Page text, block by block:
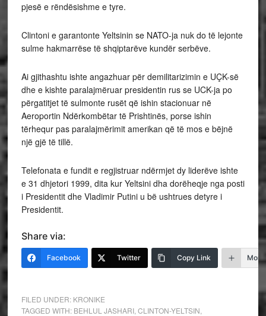
pjesë e rëndësishme e tyre.
Clintoni e garantonte Yeltsinin se NATO-ja nuk do të lejonte
sulme hakmarrëse të shqiptarëve kundër serbëve.
Ai gjithashtu ishte angazhuar për demilitarizimin e UÇK-së
dhe e kishte paralajmëruar presidentin rus se UCK-ja po
përgatitjet të sulmonte rusët që ishin stacionuar në
Aeroportin Ndërkombëtar të Prishtinës, porse ishin
tërhequr pas paralajmërimit amerikan që të mos e bëjnë
një gjë të tillë.
Telefonata e fundit e regjistruar ndërmjet dy liderëve ishte
e 31 dhjetori 1999, dita kur Yeltsini dha dorëheqje nga posti
i Presidentit dhe Vladimir Putini u bë ushtrues detyre i
Presidentit.
Share via:
Facebook Twitter Copy Link More
FILED UNDER: KRONIKE
TAGGED WITH: BEHLUL JASHARI, CLINTON-YELTSIN